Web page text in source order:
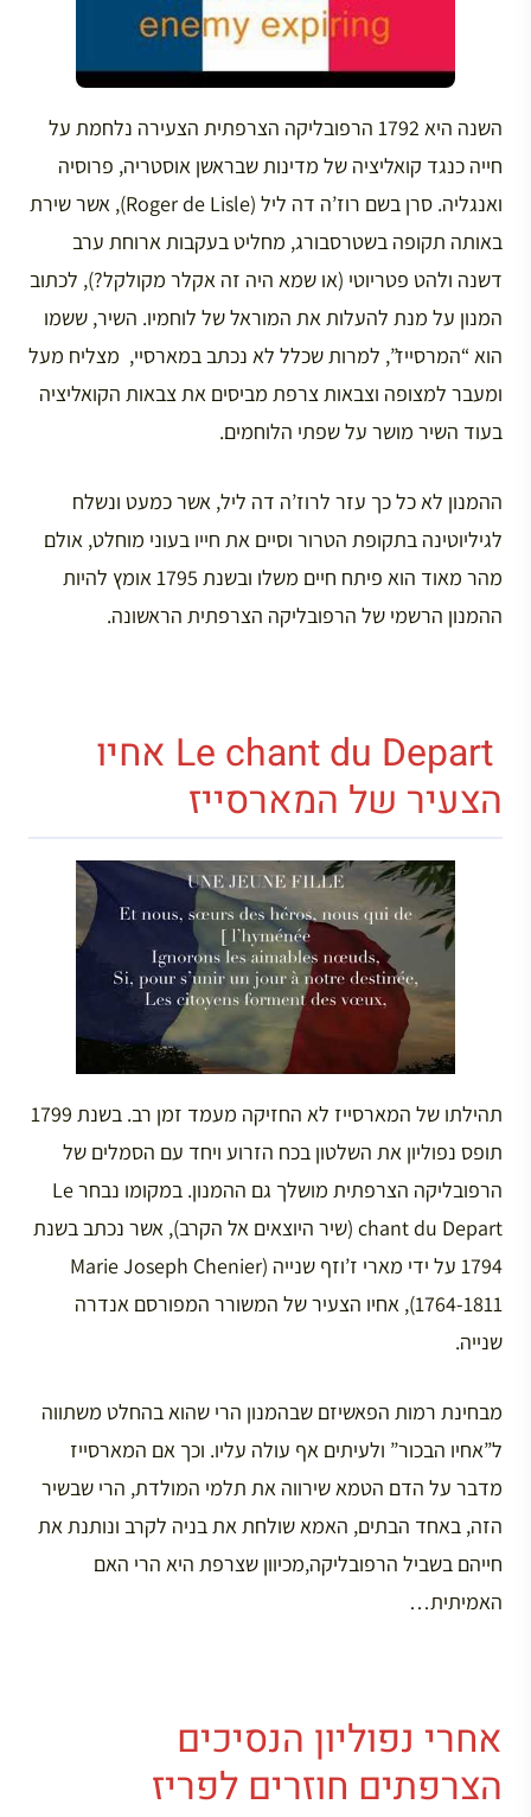
השנה היא 1792 הרפובליקה הצרפתית הצעירה נלחמת על
חייה כנגד קואליציה של מדינות שבראשן אוסטריה, פרוסיה
ואנגליה. סרן בשם רוז’ה דה ליל (Roger de Lisle), אשר שירת
באותה תקופה בשטרסבורג, מחליט בעקבות ארוחת ערב
דשנה ולהט פטריוטי (או שמא היה זה אקלר מקולקל?), לכתוב
המנון על מנת להעלות את המוראל של לוחמיו. השיר, ששמו
הוא “המרסייז”, למרות שכלל לא נכתב במארסיי, מצליח מעל
ומעבר למצופה וצבאות צרפת מביסים את צבאות הקואליציה
בעוד השיר מושר על שפתי הלוחמים.
ההמנון לא כל כך עזר לרוז’ה דה ליל, אשר כמעט ונשלח
לגיליוטינה בתקופת הטרור וסיים את חייו בעוני מוחלט, אולם
מהר מאוד הוא פיתח חיים משלו ובשנת 1795 אומץ להיות
ההמנון הרשמי של הרפובליקה הצרפתית הראשונה.
Le chant du Depart אחיו
הצעיר של המארסייז
תהילתו של המארסייז לא החזיקה מעמד זמן רב. בשנת 1799
תופס נפוליון את השלטון בכח הזרוע ויחד עם הסמלים של
הרפובליקה הצרפתית מושלך גם ההמנון. במקומו נבחר Le
chant du Depart (שיר היוצאים אל הקרב), אשר נכתב בשנת
1794 על ידי מארי ז’וזף שנייה (Marie Joseph Chenier
1764-1811), אחיו הצעיר של המשורר המפורסם אנדרה
שנייה.
מבחינת רמות הפאשיזם שבהמנון הרי שהוא בהחלט משתווה
ל”אחיו הבכור” ולעיתים אף עולה עליו. וכך אם המארסייז
מדבר על הדם הטמא שירווה את תלמי המולדת, הרי שבשיר
הזה, באחד הבתים, האמא שולחת את בניה לקרב ונותנת את
חייהם בשביל הרפובליקה,מכיוון שצרפת היא הרי האם
האמיתית…
אחרי נפוליון הנסיכים
הצרפתים חוזרים לפריז